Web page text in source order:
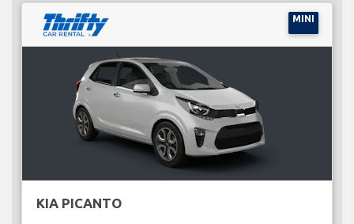
MINI
KIA PICANTO